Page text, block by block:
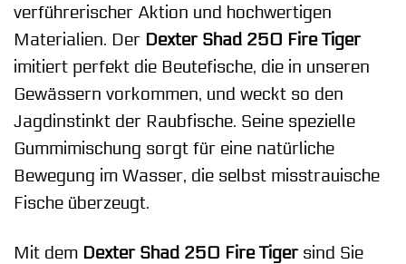
verführerischer Aktion und hochwertigen
Materialien. Der Dexter Shad 250 Fire Tiger
imitiert perfekt die Beutefische, die in unseren
Gewässern vorkommen, und weckt so den
Jagdinstinkt der Raubfische. Seine spezielle
Gummimischung sorgt für eine natürliche
Bewegung im Wasser, die selbst misstrauische
Fische überzeugt.
Mit dem Dexter Shad 250 Fire Tigersind Sie